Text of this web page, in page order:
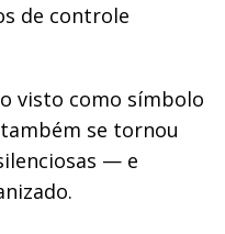
de controle
visto como símbolo
se tornou
— e